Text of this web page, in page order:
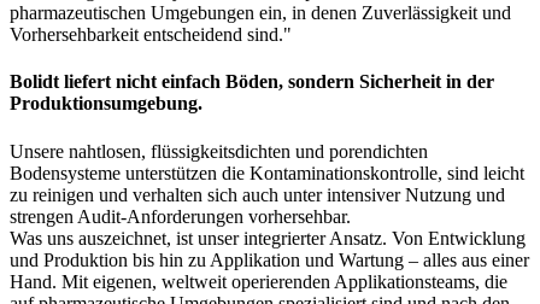
pharmazeutischen Umgebungen ein, in denen Zuverlässigkeit und
Vorhersehbarkeit entscheidend sind."
Bolidt liefert nicht einfach Böden, sondern Sicherheit in der
Produktionsumgebung.
Unsere nahtlosen, flüssigkeitsdichten und porendichten
Bodensysteme unterstützen die Kontaminationskontrolle, sind leicht
zu reinigen und verhalten sich auch unter intensiver Nutzung und
strengen Audit-Anforderungen vorhersehbar.
Was uns auszeichnet, ist unser integrierter Ansatz. Von Entwicklung
und Produktion bis hin zu Applikation und Wartung – alles aus einer
Hand. Mit eigenen, weltweit operierenden Applikationsteams, die